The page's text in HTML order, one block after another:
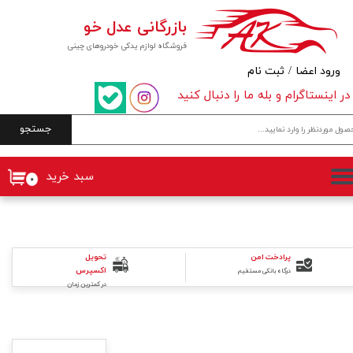
فروشگاه لوازم یدکی خودروهای چینی
بازرگانی عدل خو
جستجو
۰ سبد خرید
در اینستاگرام و بله ما را دنبال کنید
ورود اعضا / ثبت نام
حساب کاربری من
تغییر گذر واژه
سفارشات
خروج از حساب کاربری
تحویل
اکسپرس
در کمترین زمان
پرادخت امن
درگاه بانکی مستقیم